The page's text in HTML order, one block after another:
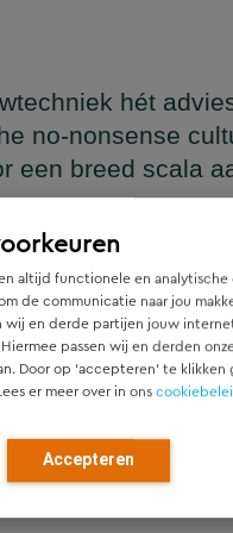
altijd functionele en
de communicatie naar jou
wij en derde partijen jouw
passen wij en derden
Door op ‘accepteren’ te
er meer over in ons
Accepteren
hét
no-nonsense
een breed scala
die naadloos aansluit
en denken vanaf het
als constructeur
constructies —